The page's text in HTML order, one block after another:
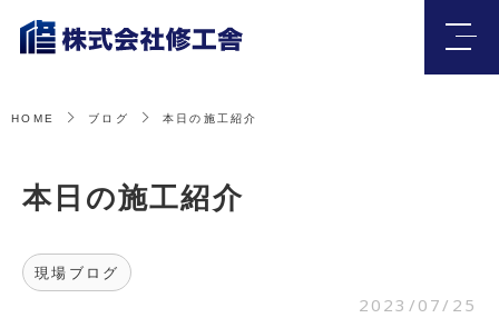
HOME ブログ 本日の施工紹介
本日の施工紹介
現場ブログ
2023/07/25